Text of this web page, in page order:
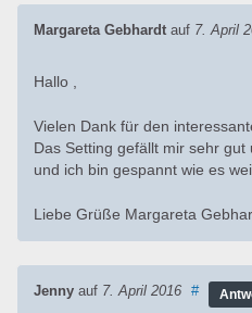
Margareta Gebhardt auf 7. April
Hallo ,
Vielen Dank für den
Das Setting gefällt mir sehr
und ich bin gespannt wie es
Liebe Grüße Margareta
Jenny auf 7. April 2016 #